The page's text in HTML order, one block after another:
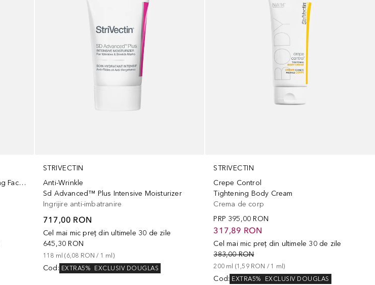
Contour Restore Tightening & Sculpting Face Cream
STRIVECTIN
Anti-Wrinkle
Sd Advanced™ Plus Intensive Moisturizer
Ingrijire anti-imbatranire
717,00 RON
Cel mai mic preț din ultimele 30 de zile
645,30 RON
118 ml (6,08 RON / 1 ml )
Cod : EXTRA5% EXCLUSIV DOUGLAS
STRIVECTIN
Crepe Control
Tightening Body Cream
Crema de corp
PRP 395,00 RON
317,89 RON
Cel mai mic preț din ultimele 30 de zile
383,00 RON
200 ml (1,59 RON / 1 ml)
Cod: EXTRA5% EXCLUSIV DOUGLAS